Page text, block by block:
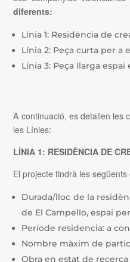
diferents:
Línia 1: Residència de
Línia 2: Peça curta per a
Línia 3: Peça llarga espai
A continuació, es detallen les
les Línies:
LÍNIA 1: RESIDÈNCIA DE
El projecte tindrà les
Durada/lloc de la
de El Campello, espai
Període residencia: a
Nombre màxim de
Obra en estat de recerca